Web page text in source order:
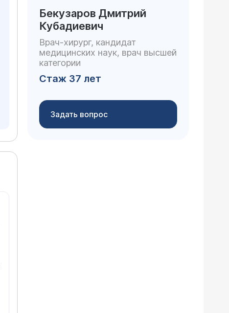
Бекузаров Дмитрий
Кубадиевич
Врач-хирург, кандидат
медицинских наук, врач высшей
категории
Стаж 37 лет
Задать вопрос